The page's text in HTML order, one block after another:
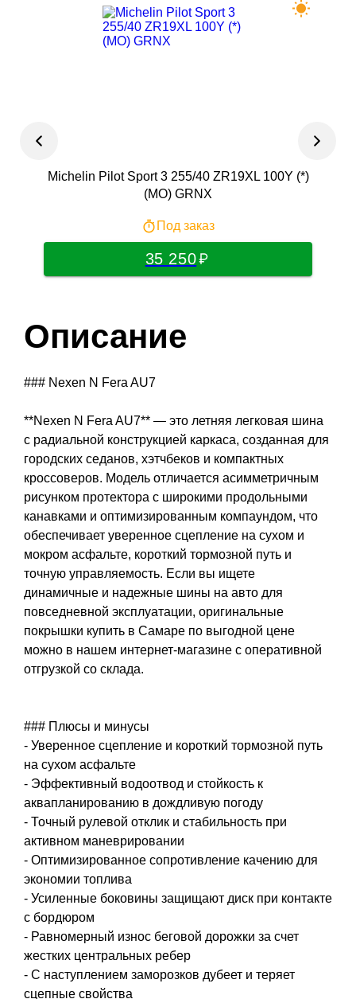
Michelin Pilot Sport 3 255/40 ZR19XL 100Y (*)
(MO) GRNX
Под заказ
35 250
Описание
### Nexen N Fera AU7
**Nexen N Fera AU7** — это летняя легковая шина
с радиальной конструкцией каркаса, созданная для
городских седанов, хэтчбеков и компактных
кроссоверов. Модель отличается асимметричным
рисунком протектора с широкими продольными
канавками и оптимизированным компаундом, что
обеспечивает уверенное сцепление на сухом и
мокром асфальте, короткий тормозной путь и
точную управляемость. Если вы ищете
динамичные и надежные шины на авто для
повседневной эксплуатации, оригинальные
покрышки купить в Самаре по выгодной цене
можно в нашем интернет-магазине с оперативной
отгрузкой со склада.
### Плюсы и минусы
- Уверенное сцепление и короткий тормозной путь
на сухом асфальте
- Эффективный водоотвод и стойкость к
аквапланированию в дождливую погоду
- Точный рулевой отклик и стабильность при
активном маневрировании
- Оптимизированное сопротивление качению для
экономии топлива
- Усиленные боковины защищают диск при контакте
с бордюром
- Равномерный износ беговой дорожки за счет
жестких центральных ребер
- С наступлением заморозков дубеет и теряет
сцепные свойства